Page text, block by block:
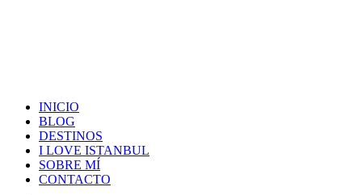
INICIO
BLOG
DESTINOS
I LOVE ISTANBUL
SOBRE MÍ
CONTACTO